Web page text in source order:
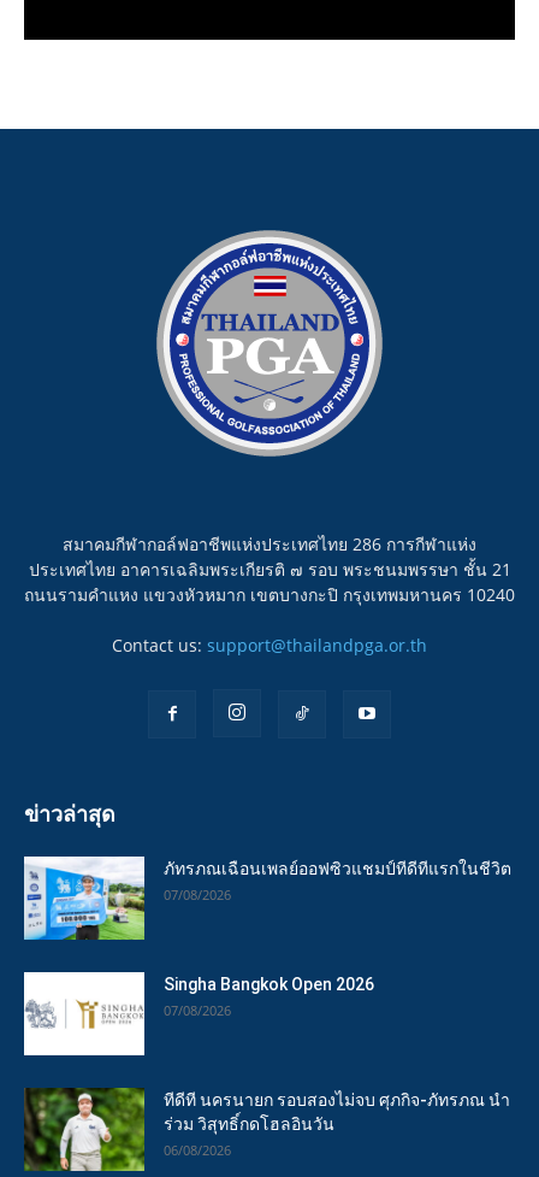
สมาคมกีฬากอล์ฟอาชีพแห่งประเทศไทย 286 การกีฬาแห่ง
ประเทศไทย อาคารเฉลิมพระเกียรติ ๗ รอบ พระชนมพรรษา ชั้น 21
ถนนรามคำแหง แขวงหัวหมาก เขตบางกะปิ กรุงเทพมหานคร 10240
Contact us: support@thailandpga.or.th
ข่าวล่าสุด
ภัทรภณเฉือนเพลย์ออฟซิวแชมป์ทีดีทีแรกในชีวิต
07/08/2026
Singha Bangkok Open 2026
07/08/2026
ทีดีที นครนายก รอบสองไม่จบ ศุภกิจ-ภัทรภณ นำ
ร่วม วิสุทธิ์กดโฮลอินวัน
06/08/2026